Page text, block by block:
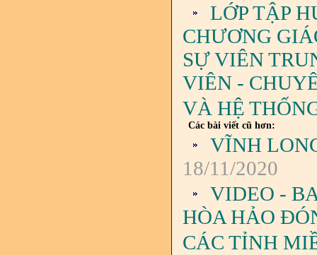
LỚP TẬP
CHƯƠNG
SỰ VIÊN
VIÊN -
VÀ HỆ
Các bài viết cũ hơn:
VĨNH
18/11/2020
VIDEO -
HÒA HẢO
CÁC TỈNH